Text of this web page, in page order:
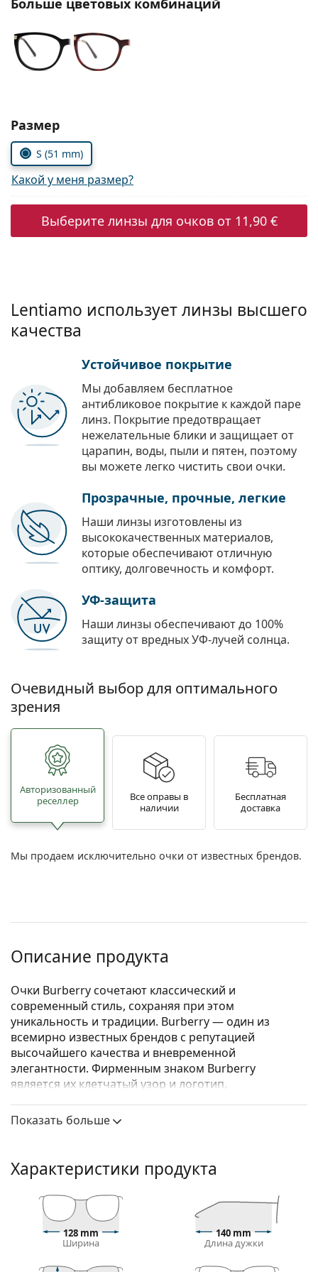
Persol
Prada
Все бренды
Выбрать параметры:
Размер
S (51 mm)
Какой у меня размер?
Выберите линзы для очков от 11,90 €
Lentiamo использует линзы высшего
качества
Устойчивое покрытие
Мы добавляем бесплатное
антибликовое покрытие к каждой паре
линз. Покрытие предотвращает
нежелательные блики и защищает от
царапин, воды, пыли и пятен, поэтому
вы можете легко чистить свои очки.
Прозрачные, прочные, легкие
Наши линзы изготовлены из
высококачественных материалов,
которые обеспечивают отличную
оптику, долговечность и комфорт.
УФ-защита
Наши линзы обеспечивают до 100%
защиту от вредных УФ-лучей солнца.
Очевидный выбор для оптимального
зрения
Авторизованный
реселлер
Все оправы в
наличии
Бесплатная
доставка
Мы продаем исключительно очки от известных брендов.
Описание продукта
Очки Burberry сочетают классический и
современный стиль, сохраняя при этом
уникальность и традиции. Burberry — один из
всемирно известных брендов с репутацией
высочайшего качества и вневременной
элегантности. Фирменным знаком Burberry
является их клетчатый узор и логотип,
Коллекция очков Burberry уникальна благодаря
случая.
Посмотрите, как вы выглядите в этих очках с
функцией виртуальной примерки Lentiamo.
Оправа для очков
Показать больше
Характеристики продукта
128 mm
Ширина
140 mm
Длина дужки